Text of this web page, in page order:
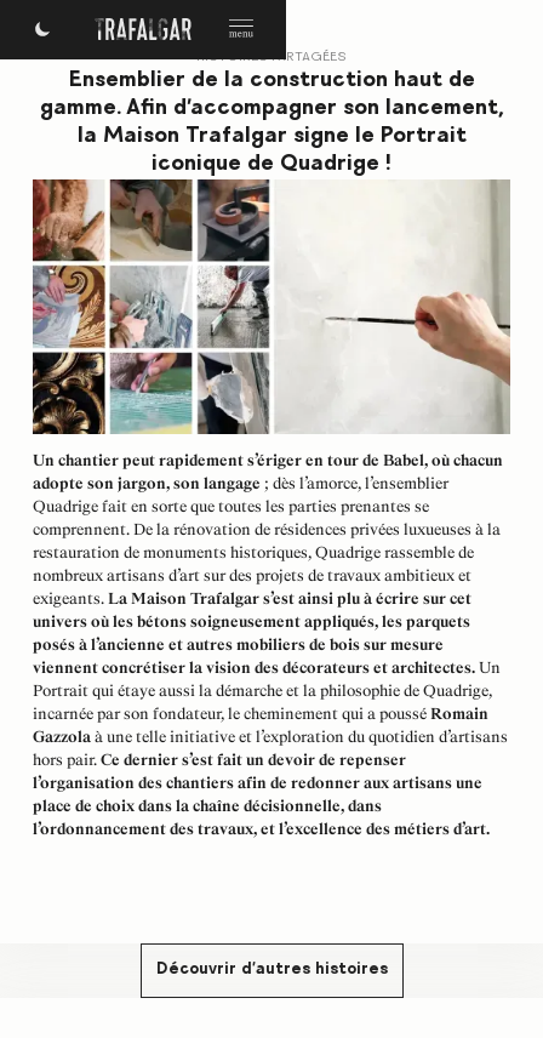
HISTOIRES PARTAGÉES
Ensemblier de la construction haut de
gamme. Afin d’accompagner son lancement,
la Maison Trafalgar signe le Portrait
iconique de Quadrige !
Un chantier peut rapidement s’ériger en tour de Babel, où chacun
adopte son jargon, son langage ; dès l’amorce, l’ensemblier
Quadrige fait en sorte que toutes les parties prenantes se
comprennent. De la rénovation de résidences privées luxueuses à la
restauration de monuments historiques, Quadrige rassemble de
nombreux artisans d’art sur des projets de travaux ambitieux et
exigeants.La Maison Trafalgar s’est ainsi plu à écrire sur cet
univers où les bétons soigneusement appliqués, les parquets
posés à l’ancienne et autres mobiliers de bois sur mesure
viennent concrétiser la vision des décorateurs et architectes.Un
Portrait qui étaye aussi la démarche et la philosophie de Quadrige,
incarnée par son fondateur, le cheminement qui a pousséRomain
Gazzolaà une telle initiative et l’exploration du quotidien d’artisans
hors pair.Ce dernier s’est fait un devoir de repenser
l’organisation des chantiers afin de redonner aux artisans une
place de choix dans la chaîne décisionnelle, dans
l’ordonnancement des travaux, et l’excellence des métiers d’art.
Découvrir d'autres histoires